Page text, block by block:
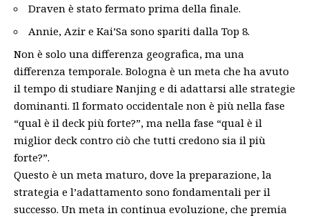
Draven è stato fermato prima della finale.
Annie, Azir e Kai’Sa sono spariti dalla Top 8.
Non è solo una differenza geografica, ma una
differenza temporale. Bologna è un meta che ha avuto
il tempo di studiare Nanjing e di adattarsi alle strategie
dominanti. Il formato occidentale non è più nella fase
“qual è il deck più forte?”, ma nella fase “qual è il
miglior deck contro ciò che tutti credono sia il più
forte?”.
Questo è un meta maturo, dove la preparazione, la
strategia e l’adattamento sono fondamentali per il
successo. Un meta in continua evoluzione, che premia